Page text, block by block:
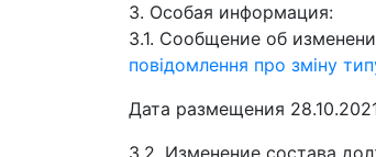
3. Особая информация:
3.1. Сообщение об
повідомлення про зміну
Дата размещения
3.2. Изменение состава